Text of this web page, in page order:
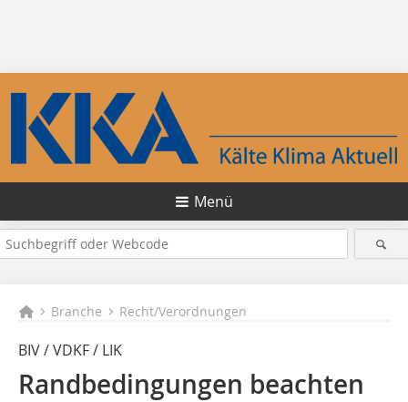
Menü
Branche Recht/Verordnungen
BIV / VDKF / LIK
Randbedingungen beachten